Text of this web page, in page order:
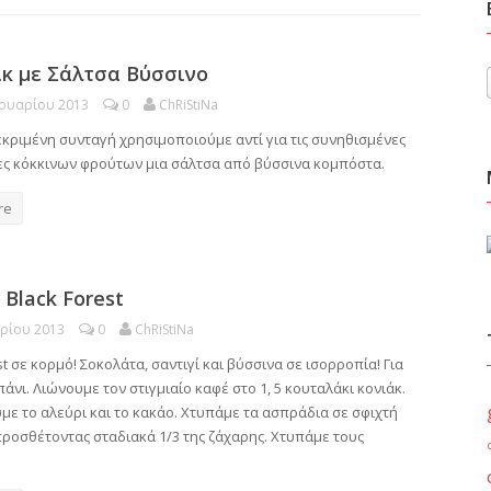
με Σάλτσα Βύσσινο
2013 0 ChRiStiNa
συνταγή χρησιμοποιούμε αντί για τις συνηθισμένες
κόκκινων φρούτων μια σάλτσα από βύσσινα κομπόστα.
Forest
2013 0 ChRiStiNa
σε κορμό! Σοκολάτα, σαντιγί και βύσσινα σε ισορροπία! Για
Λιώνουμε τον στιγμιαίο καφέ στο 1, 5 κουταλάκι κονιάκ.
το αλεύρι και το κακάο. Χτυπάμε τα ασπράδια σε σφιχτή
σταδιακά 1/3 της ζάχαρης. Χτυπάμε τους